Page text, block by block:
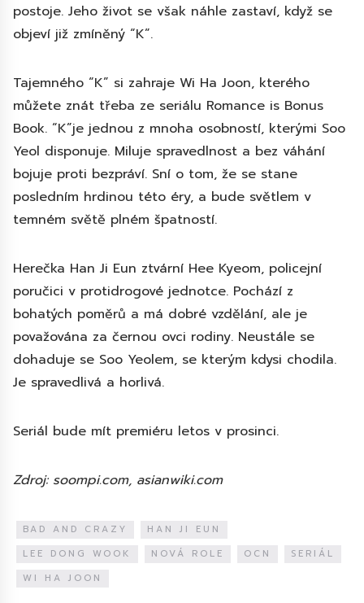
postoje. Jeho život se však náhle zastaví, když se
objeví již zmíněný “K”.
Tajemného “K” si zahraje Wi Ha Joon, kterého
můžete znát třeba ze seriálu Romance is Bonus
Book. “K”je jednou z mnoha osobností, kterými Soo
Yeol disponuje. Miluje spravedlnost a bez váhání
bojuje proti bezpráví. Sní o tom, že se stane
posledním hrdinou této éry, a bude světlem v
temném světě plném špatností.
Herečka Han Ji Eun ztvární Hee Kyeom, policejní
poručici v protidrogové jednotce. Pochází z
bohatých poměrů a má dobré vzdělání, ale je
považována za černou ovci rodiny. Neustále se
dohaduje se Soo Yeolem, se kterým kdysi chodila.
Je spravedlivá a horlivá.
Seriál bude mít premiéru letos v prosinci.
Zdroj: soompi.com, asianwiki.com
BAD AND CRAZY
HAN JI EUN
LEE DONG WOOK
NOVÁ ROLE OCN
SERIÁL
WI HA JOON